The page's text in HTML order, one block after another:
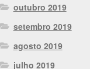
outubro 2019
setembro 2019
agosto 2019
julho 2019